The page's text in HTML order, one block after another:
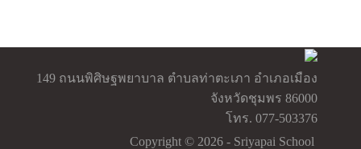
149 ถนนพิศิษฐพยาบาล ตำบลท่าตะเภา อำเภอเมือง
จังหวัดชุมพร 86000
โทร. 077-503376
Copyright © 2026 - Sriyapai School